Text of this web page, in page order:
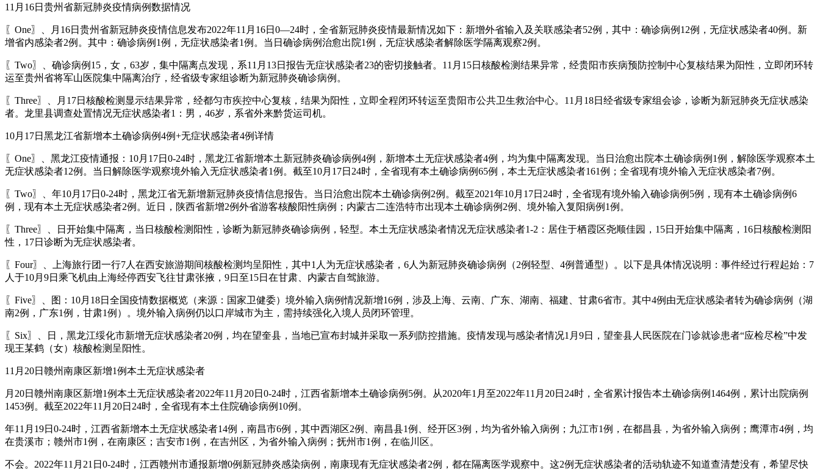
11月16日贵州省新冠肺炎疫情病例数据情况
〖One〗、月16日贵州省新冠肺炎疫情信息发布2022年11月16日0—24时，全省新冠肺炎疫情最新情况如下：新增外省输入及关联感染者52例，其中：确诊病例12例，无症状感染者40例。新
增省内感染者2例。其中：确诊病例1例，无症状感染者1例。当日确诊病例治愈出院1例，无症状感染者解除医学隔离观察2例。
〖Two〗、确诊病例15，女，63岁，集中隔离点发现，系11月13日报告无症状感染者23的密切接触者。11月15日核酸检测结果异常，经贵阳市疾病预防控制中心复核结果为阳性，立即闭环转
运至贵州省将军山医院集中隔离治疗，经省级专家组诊断为新冠肺炎确诊病例。
〖Three〗、月17日核酸检测显示结果异常，经都匀市疾控中心复核，结果为阳性，立即全程闭环转运至贵阳市公共卫生救治中心。11月18日经省级专家组会诊，诊断为新冠肺炎无症状感染
者。龙里县调查处置情况无症状感染者1：男，46岁，系省外来黔货运司机。
10月17日黑龙江省新增本土确诊病例4例+无症状感染者4例详情
〖One〗、黑龙江疫情通报：10月17日0-24时，黑龙江省新增本土新冠肺炎确诊病例4例，新增本土无症状感染者4例，均为集中隔离发现。当日治愈出院本土确诊病例1例，解除医学观察本土
无症状感染者12例。当日解除医学观察境外输入无症状感染者1例。截至10月17日24时，全省现有本土确诊病例65例，本土无症状感染者161例；全省现有境外输入无症状感染者7例。
〖Two〗、年10月17日0-24时，黑龙江省无新增新冠肺炎疫情信息报告。当日治愈出院本土确诊病例2例。截至2021年10月17日24时，全省现有境外输入确诊病例5例，现有本土确诊病例6
例，现有本土无症状感染者2例。近日，陕西省新增2例外省游客核酸阳性病例；内蒙古二连浩特市出现本土确诊病例2例、境外输入复阳病例1例。
〖Three〗、日开始集中隔离，当日核酸检测阳性，诊断为新冠肺炎确诊病例，轻型。本土无症状感染者情况无症状感染者1-2：居住于栖霞区尧顺佳园，15日开始集中隔离，16日核酸检测阳
性，17日诊断为无症状感染者。
〖Four〗、上海旅行团一行7人在西安旅游期间核酸检测均呈阳性，其中1人为无症状感染者，6人为新冠肺炎确诊病例（2例轻型、4例普通型）。以下是具体情况说明：事件经过行程起始：7
人于10月9日乘飞机由上海经停西安飞往甘肃张掖，9日至15日在甘肃、内蒙古自驾旅游。
〖Five〗、图：10月18日全国疫情数据概览（来源：国家卫健委）境外输入病例情况新增16例，涉及上海、云南、广东、湖南、福建、甘肃6省市。其中4例由无症状感染者转为确诊病例（湖
南2例，广东1例，甘肃1例）。境外输入病例仍以口岸城市为主，需持续强化入境人员闭环管理。
〖Six〗、日，黑龙江绥化市新增无症状感染者20例，均在望奎县，当地已宣布封城并采取一系列防控措施。疫情发现与感染者情况1月9日，望奎县人民医院在门诊就诊患者“应检尽检”中发
现王某鹤（女）核酸检测呈阳性。
11月20日赣州南康区新增1例本土无症状感染者
月20日赣州南康区新增1例本土无症状感染者2022年11月20日0-24时，江西省新增本土确诊病例5例。从2020年1月至2022年11月20日24时，全省累计报告本土确诊病例1464例，累计出院病例
1453例。截至2022年11月20日24时，全省现有本土住院确诊病例10例。
年11月19日0-24时，江西省新增本土无症状感染者14例，南昌市6例，其中西湖区2例、南昌县1例、经开区3例，均为省外输入病例；九江市1例，在都昌县，为省外输入病例；鹰潭市4例，均
在贵溪市；赣州市1例，在南康区；吉安市1例，在吉州区，为省外输入病例；抚州市1例，在临川区。
不会。2022年11月21日0-24时，江西赣州市通报新增0例新冠肺炎感染病例，南康现有无症状感染者2例，都在隔离医学观察中。这2例无症状感染者的活动轨迹不知道查清楚没有，希望尽快